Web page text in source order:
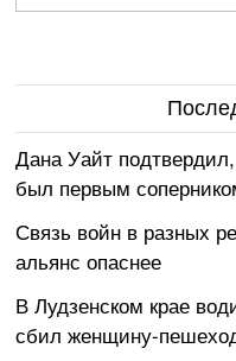
Дана Уайт
был первым
Связь войн в разных
альянс опаснее
В Лудзенском крае
сбил женщину-